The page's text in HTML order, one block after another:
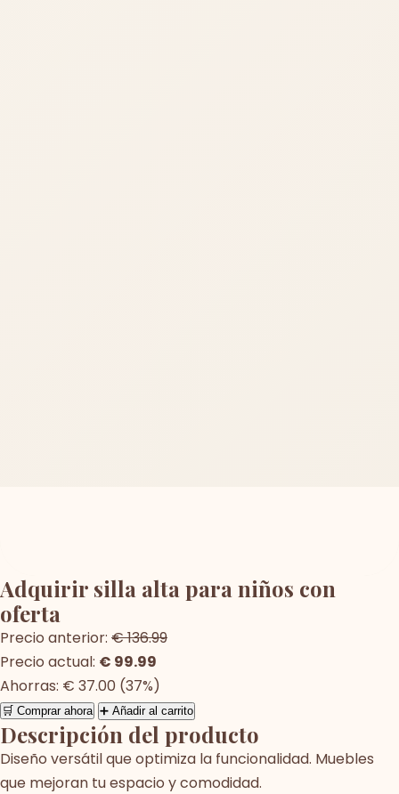
Adquirir silla alta para niños con
oferta
Precio anterior: € 136.99
Precio actual: € 99.99
Ahorras: € 37.00 (37%)
🛒 Comprar ahora ➕ Añadir al carrito
Descripción del producto
Diseño versátil que optimiza la funcionalidad. Muebles
que mejoran tu espacio y comodidad.